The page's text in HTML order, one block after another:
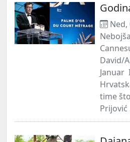
Ned,
David/
Januar
time
Prijović